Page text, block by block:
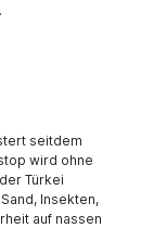
seitdem
wird ohne
Türkei
Insekten,
auf nassen